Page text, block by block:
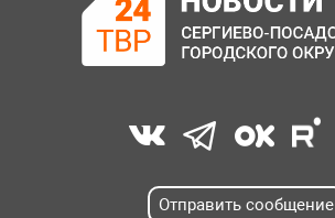
Отправить сообщение